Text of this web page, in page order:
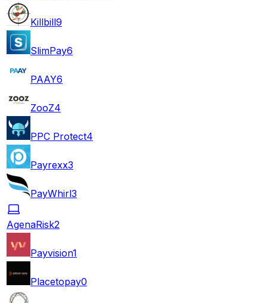
Killbill9
SlimPay6
PAAY6
ZooZ4
PPC Protect4
Payrexx3
PayWhirl3
AgenaRisk2
Payvision1
Placetopay0